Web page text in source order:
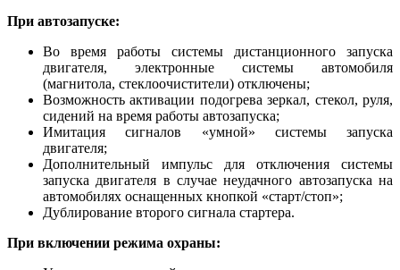
При автозапуске:
Во время работы системы дистанционного запуска
двигателя, электронные системы автомобиля
(магнитола, стеклоочистители) отключены;
Возможность активации подогрева зеркал, стекол, руля,
сидений на время работы автозапуска;
Имитация сигналов «умной» системы запуска
двигателя;
Дополнительный импульс для отключения системы
запуска двигателя в случае неудачного автозапуска на
автомобилях оснащенных кнопкой «старт/стоп»;
Дублирование второго сигнала стартера.
При включении режима охраны: